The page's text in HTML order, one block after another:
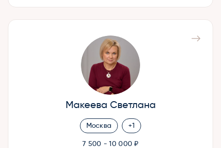
Макеева Светлана
Москва +1
7 500 - 10 000 ₽